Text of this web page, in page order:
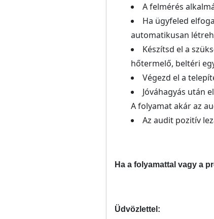
A felmérés
Ha ügyfeled
automatikusan
Készítsd el a
hőtermelő, beltéri
Végezd el a
Jóváhagyás után
A folyamat akár az
Az audit pozitív
Ha a folyamattal vagy a
Üdvözlettel: